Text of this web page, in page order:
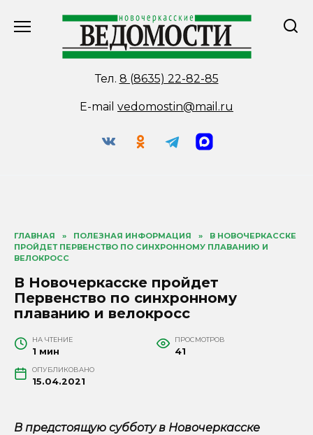
Тел. 8 (8635) 22-82-85
E-mail vedomostin@mail.ru
ГЛАВНАЯ » ПОЛЕЗНАЯ ИНФОРМАЦИЯ »
В НОВОЧЕРКАССКЕ
ПРОЙДЕТ ПЕРВЕНСТВО ПО СИНХРОННОМУ ПЛАВАНИЮ И
ВЕЛОКРОСС
В Новочеркасске пройдет
Первенство по синхронному
плаванию и велокросс
НА ЧТЕНИЕ
1 мин
ПРОСМОТРОВ
41
ОПУБЛИКОВАНО
15.04.2021
В предстоящую субботу в Новочеркасске